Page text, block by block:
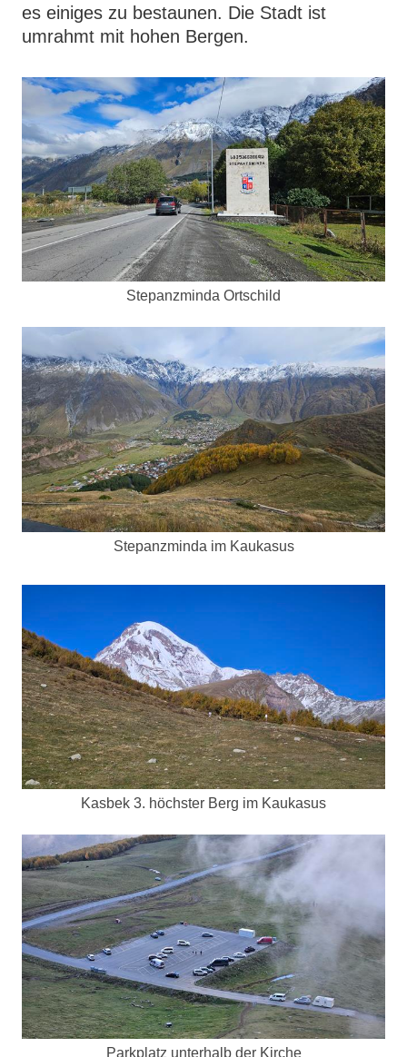
es einiges zu bestaunen. Die Stadt ist
umrahmt mit hohen Bergen.
Stepanzminda Ortschild
Stepanzminda im Kaukasus
Kasbek 3. höchster Berg im Kaukasus
Parkplatz unterhalb der Kirche